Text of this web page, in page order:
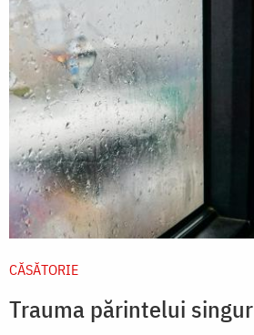
CĂSĂTORIE
Trauma părintelui singur